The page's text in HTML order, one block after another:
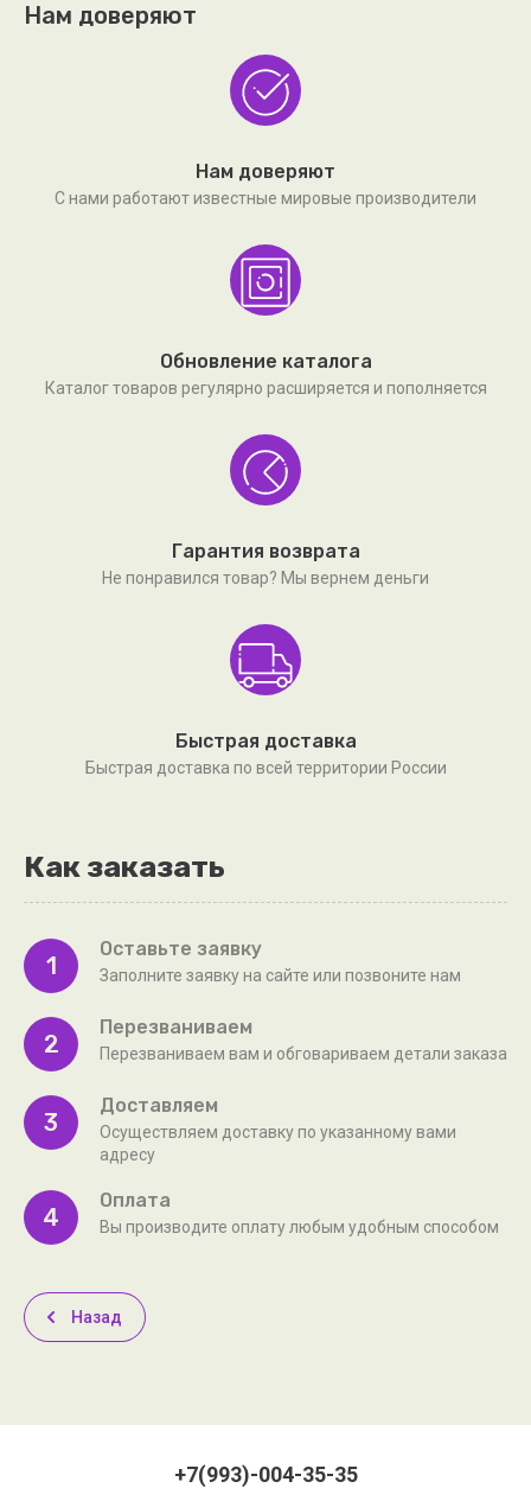
Нам доверяют
Нам доверяют
С нами работают известные мировые производители
Обновление каталога
Каталог товаров регулярно расширяется и пополняется
Гарантия возврата
Не понравился товар? Мы вернем деньги
Быстрая доставка
Быстрая доставка по всей территории России
Как заказать
1
Оставьте заявку
Заполните заявку на сайте или позвоните нам
2
Перезваниваем
Перезваниваем вам и обговариваем детали заказа
3
Доставляем
Осуществляем доставку по указанному вами
адресу
4
Оплата
Вы производите оплату любым удобным способом
Назад
+7(993)-004-35-35